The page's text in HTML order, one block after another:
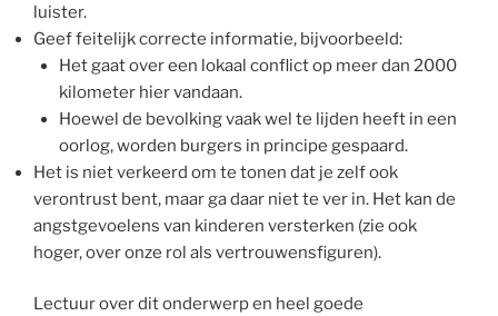
luister.
Geef feitelijk correcte informatie, bijvoorbeeld:
Het gaat over een lokaal conflict op meer dan 2000
kilometer hier vandaan.
Hoewel de bevolking vaak wel te lijden heeft in een
oorlog, worden burgers in principe gespaard.
Het is niet verkeerd om te tonen dat je zelf ook
verontrust bent, maar ga daar niet te ver in. Het kan de
angstgevoelens van kinderen versterken (zie ook
hoger, over onze rol als vertrouwensfiguren).
Lectuur over dit onderwerp en heel goede